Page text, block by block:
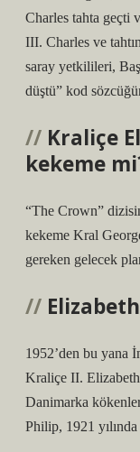
Charles tahta geçti
III. Charles ve
saray yetkilileri,
düştü” kod
Kraliçe
kekeme
“The Crown”
kekeme Kral
gereken gelecek
1952’den bu yana
Kraliçe II.
Danimarka
Philip, 1921